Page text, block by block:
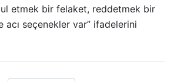
etmek bir felaket, reddetmek bir
acı seçenekler var” ifadelerini